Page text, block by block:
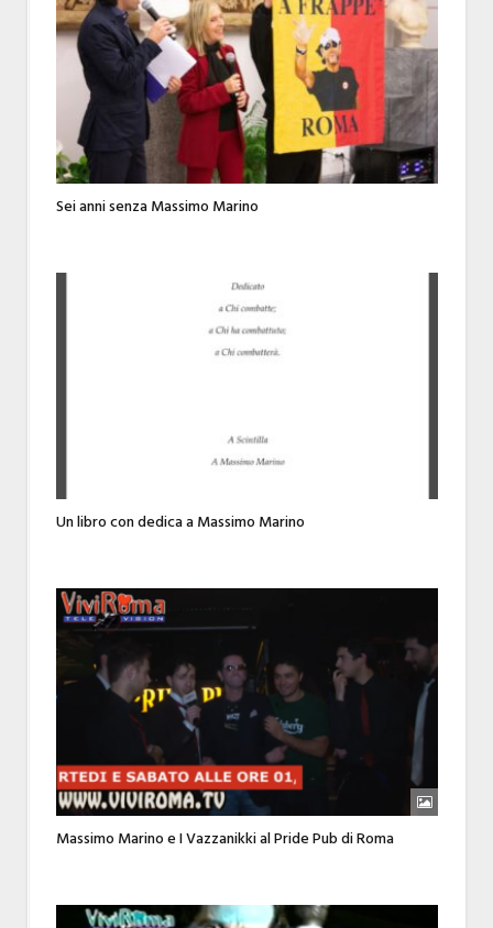
Sei anni senza Massimo Marino
Un libro con dedica a Massimo Marino
Massimo Marino e I Vazzanikki al Pride Pub di Roma